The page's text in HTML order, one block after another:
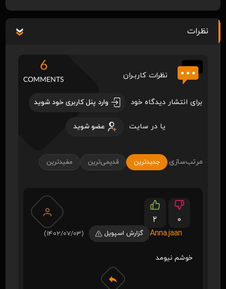
نظرات
نظرات کاربـران
6
COMMENTS
برای انتشار دیدگاه خود وارد پنل کاربری خود شوید
یا در سایت عضو شوید
مرتب‌سازی: جدیدترین قدیمی‌ترین مفیدترین
2
0
Anna.jaan
گزارش اسپویل (1402/07/03)
خوشم نیومد